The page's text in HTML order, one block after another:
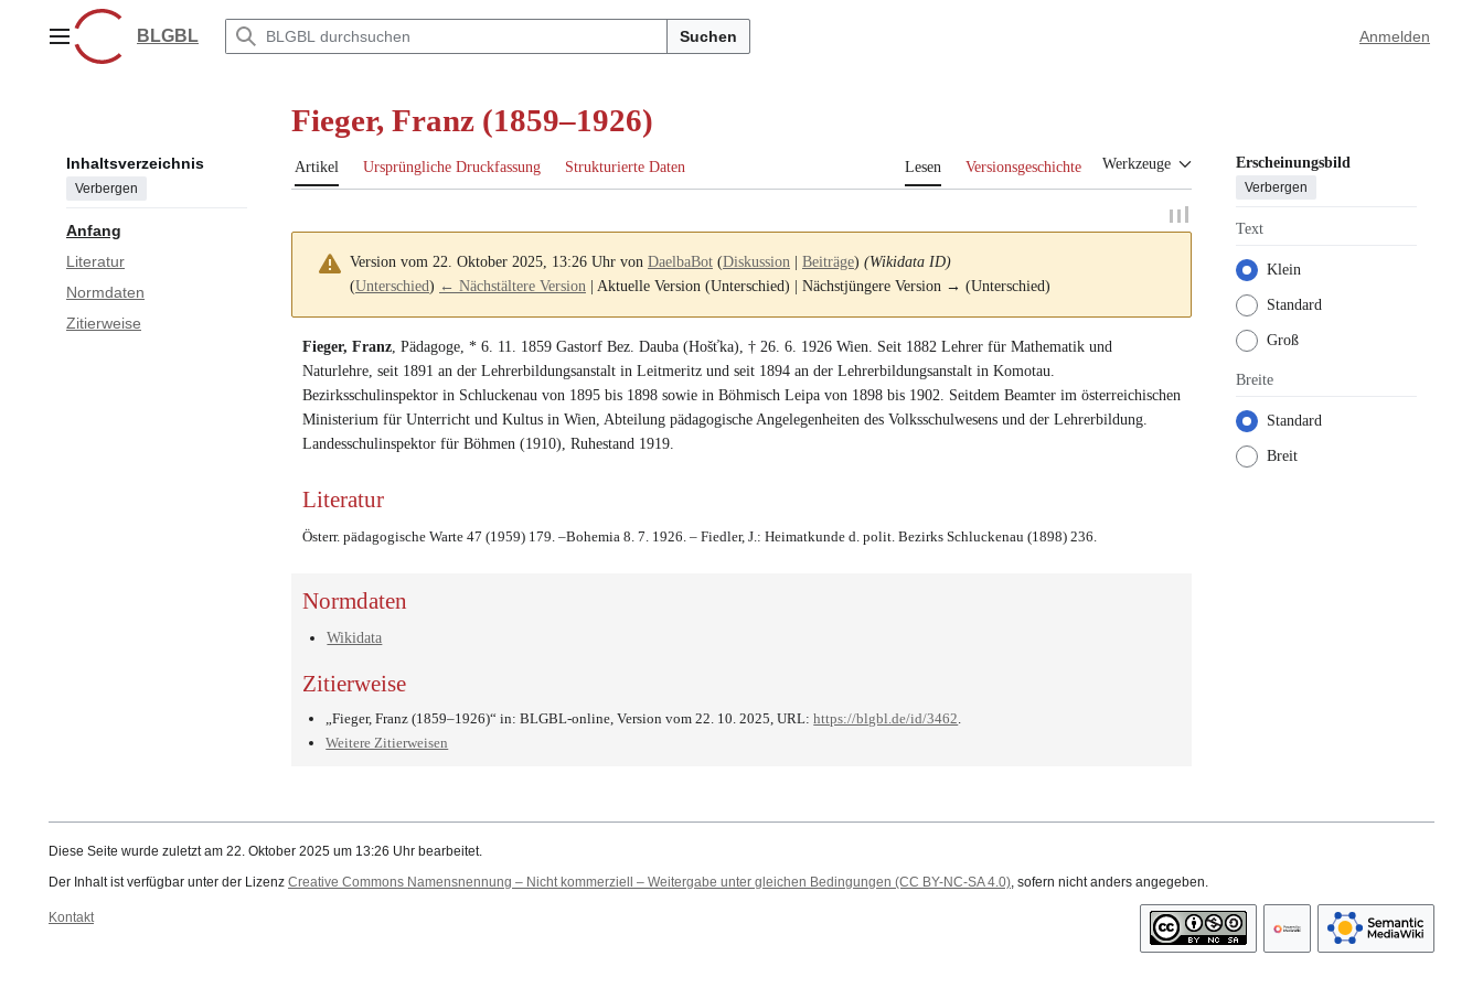
springenHauptmenüBLGBL Suchen Anmelden
Inhaltsverzeichnis
Verbergen
Anfang
Literatur
Normdaten
Zitierweise
Fieger, Franz (1859–1926)
Artikel Ursprüngliche Druckfassung Strukturierte Daten Lesen Versionsgeschichte Werkzeuge Erscheinungsbild
Verbergen
Text
Klein
Standard
Groß
Breite
Standard
Breit
Version vom 22. Oktober 2025, 13:26 Uhr von DaelbaBot (Diskussion Beiträge) (Wikidata ID)
(Unterschied) ← Nächstältere Version | Aktuelle Version (Unterschied) | Nächstjüngere Version → (Unterschied)
Fieger, Franz, Pädagoge, * 6. 11. 1859 Gastorf Bez. Dauba (Hošťka), † 26. 6. 1926 Wien. Seit 1882 Lehrer für Mathematik und
Naturlehre, seit 1891 an der Lehrerbildungsanstalt in Leitmeritz und seit 1894 an der Lehrerbildungsanstalt in Komotau.
Bezirksschulinspektor in Schluckenau von 1895 bis 1898 sowie in Böhmisch Leipa von 1898 bis 1902. Seitdem Beamter im österreichischen
Ministerium für Unterricht und Kultus in Wien, Abteilung pädagogische Angelegenheiten des Volksschulwesens und der Lehrerbildung.
Landesschulinspektor für Böhmen (1910), Ruhestand 1919.
Literatur
Österr. pädagogische Warte 47 (1959) 179. –Bohemia 8. 7. 1926. – Fiedler, J.: Heimatkunde d. polit. Bezirks Schluckenau (1898) 236.
Normdaten
Wikidata
Zitierweise
„Fieger, Franz (1859–1926)“ in: BLGBL-online, Version vom 22. 10. 2025, URL:https://blgbl.de/id/3462.
Weitere Zitierweisen
Diese Seite wurde zuletzt am 22. Oktober 2025 um 13:26 Uhr bearbeitet.
Der Inhalt ist verfügbar unter der Lizenz Creative Commons Namensnennung – Nicht kommerziell – Weitergabe unter gleichen Bedingungen (CC BY-NC-SA 4.0), sofern nicht anders angegeben.
Kontakt